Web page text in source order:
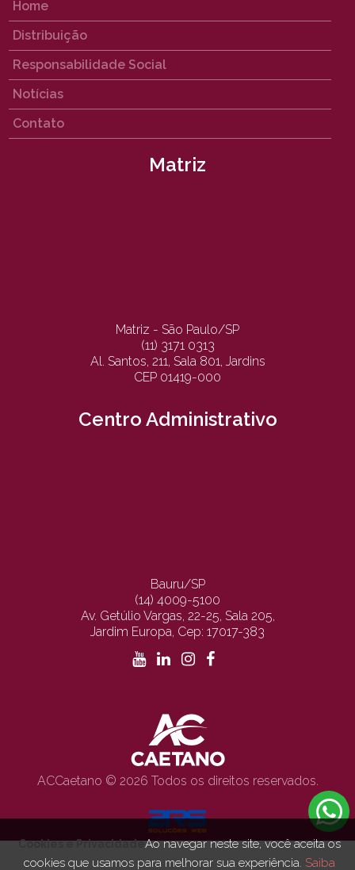
Home
Distribuição
Responsabilidade Social
Notícias
Contato
Matriz
Matriz - São Paulo/SP
(11) 3171 0313
Al. Santos, 211, Sala 801, Jardins
CEP 01419-000
Centro Administrativo
Bauru/SP
(14) 4009-5100
Av. Getúlio Vargas, 22-25, Sala 205,
Jardim Europa, Cep: 17017-383
ACCaetano © 2026 Todos os direitos reservados.
Cookies e PrivacidadeAo navegar neste site, você aceita os
cookies que usamos para melhorar sua experiência. Saiba